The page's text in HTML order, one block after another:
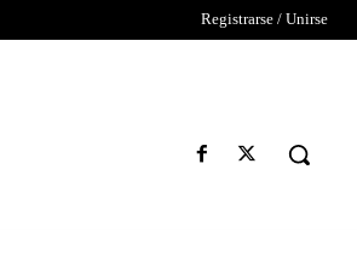
Registrarse / Unirse